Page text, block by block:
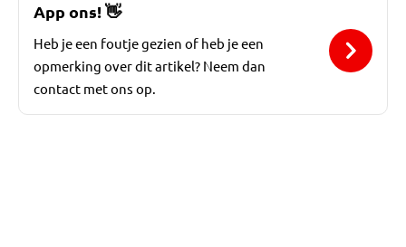
App ons!👋
Heb je een foutje gezien of heb je een
opmerking over dit artikel? Neem dan
contact met ons op.